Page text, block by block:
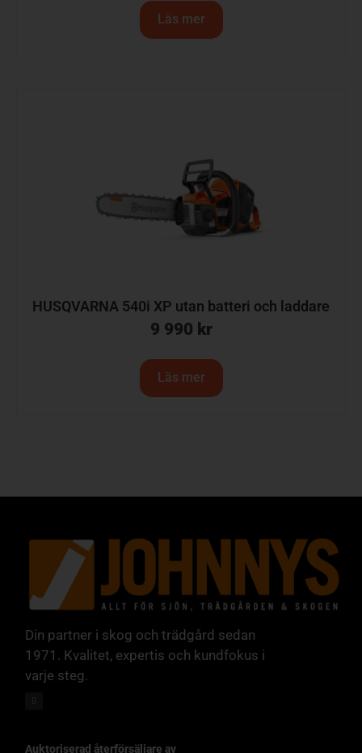
Läs mer
HUSQVARNA 540i XP utan batteri och laddare
9 990 kr
Läs mer
Din partner i skog och trädgård sedan
1971. Kvalitet, expertis och kundfokus i
varje steg.
Auktoriserad återförsäljare av